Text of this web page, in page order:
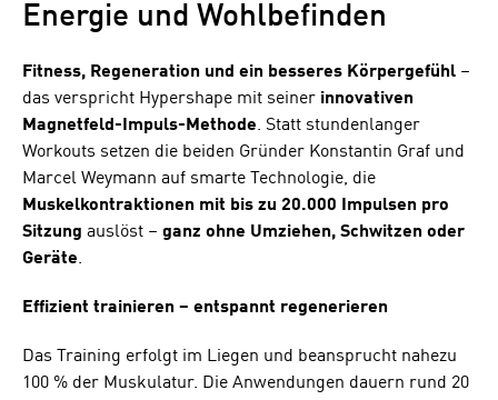
Energie und Wohlbefinden
Fitness, Regeneration und ein besseres Körpergefühl –
das verspricht Hypershape mit seiner innovativen
Magnetfeld-Impuls-Methode. Statt stundenlanger
Workouts setzen die beiden Gründer Konstantin Graf und
Marcel Weymann auf smarte Technologie, die
Muskelkontraktionen mit bis zu 20.000 Impulsen pro
Sitzung auslöst – ganz ohne Umziehen, Schwitzen oder
Geräte.
Effizient trainieren – entspannt regenerieren
Das Training erfolgt im Liegen und beansprucht nahezu
100 % der Muskulatur. Die Anwendungen dauern rund 20